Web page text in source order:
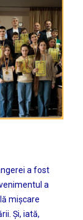
a fost
a
mișcare
Și, iată,